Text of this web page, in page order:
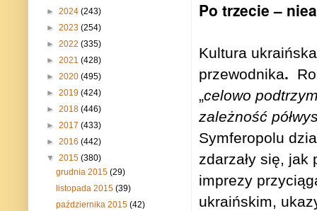
Po trzecie –
Kultura
przewodnika.
„celowo
zależność
Symferopolu
zdarzały się, jak
imprezy
ukraińskim,
► 2024 (243)
► 2023 (254)
► 2022 (335)
► 2021 (428)
► 2020 (495)
► 2019 (424)
► 2018 (446)
► 2017 (433)
► 2016 (442)
▼ 2015 (380)
grudnia 2015(29)
listopada 2015(39)
października 2015(42)